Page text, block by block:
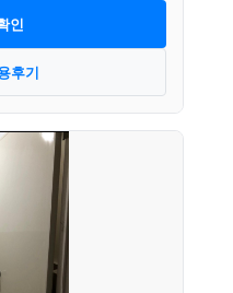
인
후기